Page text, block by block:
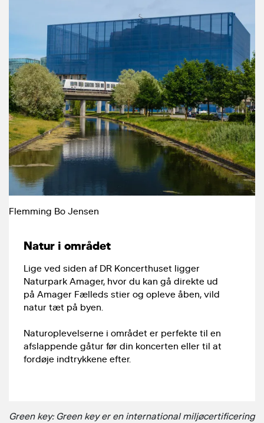
Flemming Bo Jensen
Natur i området
Lige ved siden af DR Koncerthuset ligger
Naturpark Amager, hvor du kan gå direkte ud
på Amager Fælleds stier og opleve åben, vild
natur tæt på byen.
Naturoplevelserne i området er perfekte til en
afslappende gåtur før din koncerten eller til at
fordøje indtrykkene efter.
Green key: Green key er en international miljøcertificering